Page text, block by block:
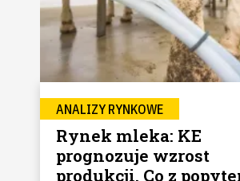
ANALIZY RYNKOWE
Rynek mleka: KE
prognozuje wzrost
produkcji. Co z